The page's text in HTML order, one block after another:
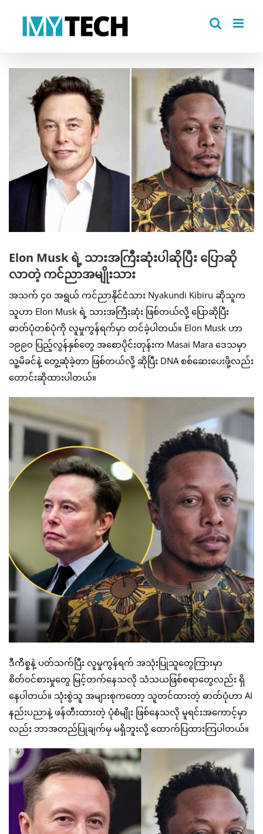
Larger
Image
Elon Musk ရဲ့ သားအကြီးဆုံးပါဆိုပြီး ပြောဆို
လာတဲ့ ကင်ညာအမျိုးသား
အသက် ၄၀ အရွယ် ကင်ညာနိုင်ငံသား Nyakundi Kibiru ဆိုသူက
သူဟာ Elon Musk ရဲ့ သားအကြီးဆုံး ဖြစ်တယ်လို့ ပြောဆိုပြီး
ဓာတ်ပုံတစ်ပုံကို လူမှုကွန်ရက်မှာ တင်ခဲ့ပါတယ်။ Elon Musk ဟာ
၁၉၉၀ ပြည့်လွန်နှစ်တွေ အစောပိုင်းတုန်းက Masai Mara ဒေသမှာ
သူ့မိခင်နဲ့ တွေ့ဆုံခဲ့တာ ဖြစ်တယ်လို့ ဆိုပြီး DNA စစ်ဆေးပေးဖို့လည်း
တောင်းဆိုထားပါတယ်။
ဒီကိစ္စနဲ့ ပတ်သက်ပြီး လူမှုကွန်ရက် အသုံးပြုသူတွေကြားမှာ
စိတ်ဝင်စားမှုတွေ မြင့်တက်နေသလို သံသယဖြစ်စရာတွေလည်း ရှိ
နေပါတယ်။ သုံးစွဲသူ အများစုကတော့ သူတင်ထားတဲ့ ဓာတ်ပုံဟာ AI
နည်းပညာနဲ့ ဖန်တီးထားတဲ့ ပုံစံမျိုး ဖြစ်နေသလို မူရင်းအကောင့်မှာ
လည်း ဘာအတည်ပြုချက်မှ မရှိဘူးလို့ ထောက်ပြထားကြပါတယ်။